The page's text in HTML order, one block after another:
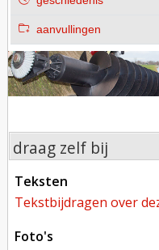
aanvullingen
draag zelf bij
teksten
tekstbijdragen over
foto's